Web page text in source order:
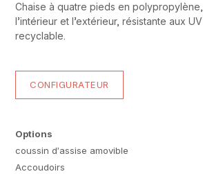
Chaise à quatre pieds en
l’intérieur et l’extérieur, résistante aux
recyclable.
CONFIGURATEUR
Options
coussin d’assise amovible
Accoudoirs